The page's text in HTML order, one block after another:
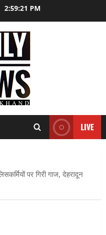
2:59:22 PM
LIVE
पर गिरी गाज, देहरादून